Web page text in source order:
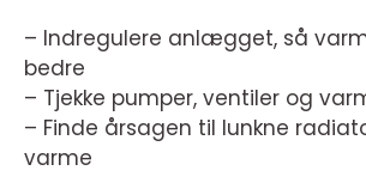
– Indregulere anlægget, så
bedre
– Tjekke pumper, ventiler og
– Finde årsagen til lunkne
varme